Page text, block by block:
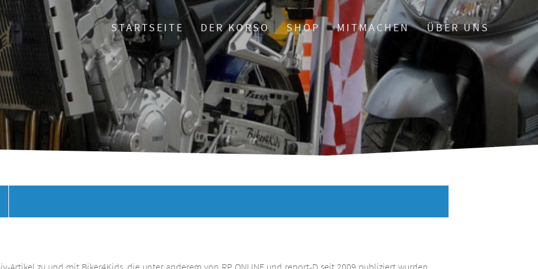
STARTSEITE DER KORSO SHOP MITMACHEN ÜBER UNS